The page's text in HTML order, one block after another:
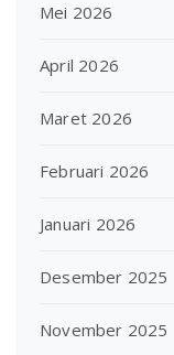
Mei 2026
April 2026
Maret 2026
Februari 2026
Januari 2026
Desember 2025
November 2025